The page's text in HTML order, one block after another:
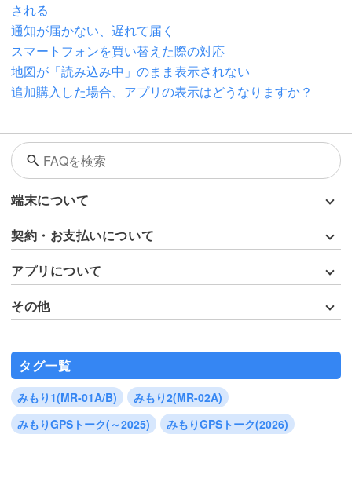
される
通知が届かない、遅れて届く
スマートフォンを買い替えた際の対応
地図が「読み込み中」のまま表示されない
追加購入した場合、アプリの表示はどうなりますか？
端末について
契約・お支払いについて
アプリについて
その他
タグ一覧
みもり1(MR-01A/B)
みもり2(MR-02A)
みもりGPSトーク(～2025)
みもりGPSトーク(2026)